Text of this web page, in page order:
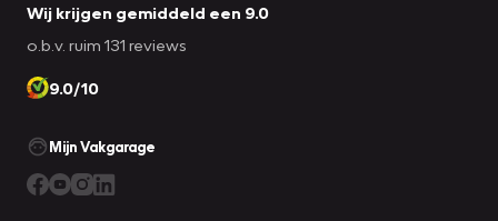
Wij krijgen gemiddeld een 9.0
o.b.v. ruim 131 reviews
9.0/10
Mijn Vakgarage